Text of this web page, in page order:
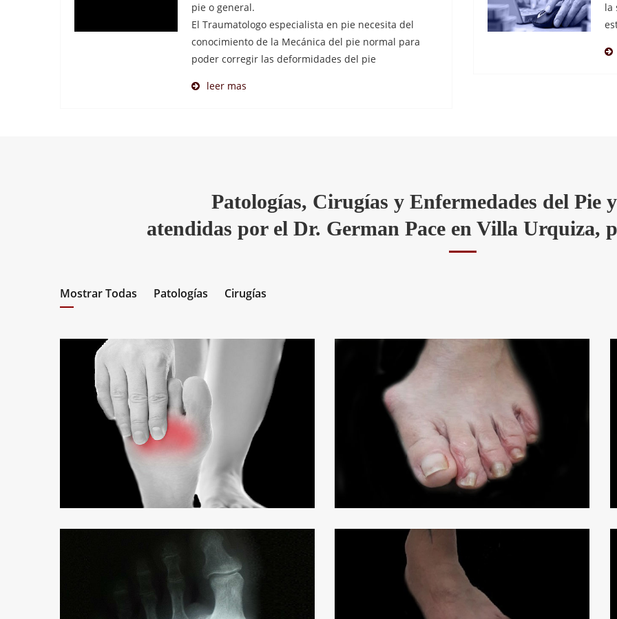
pie o general.
El Traumatologo especialista en pie necesita del
conocimiento de la Mecánica del pie normal para
poder corregir las deformidades del pie
leer mas
la
Patologías, Cirugías y Enfermedades del Pie
atendidas por el Dr. German Pace en Villa Urquiza,
Mostrar Todas Patologías Cirugías